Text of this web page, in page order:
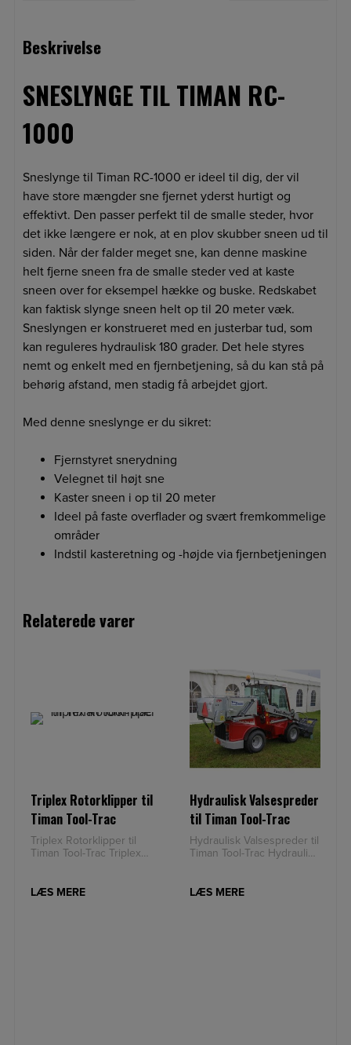
Beskrivelse
SNESLYNGE TIL TIMAN RC-
1000
Sneslynge til Timan RC-1000 er ideel til dig, der vil
have store mængder sne fjernet yderst hurtigt og
effektivt. Den passer perfekt til de smalle steder, hvor
det ikke længere er nok, at en plov skubber sneen ud til
siden. Når der falder meget sne, kan denne maskine
helt fjerne sneen fra de smalle steder ved at kaste
sneen over for eksempel hække og buske. Redskabet
kan faktisk slynge sneen helt op til 20 meter væk.
Sneslyngen er konstrueret med en justerbar tud, som
kan reguleres hydraulisk 180 grader. Det hele styres
nemt og enkelt med en fjernbetjening, så du kan stå på
behørig afstand, men stadig få arbejdet gjort.
Med denne sneslynge er du sikret:
Fjernstyret snerydning
Velegnet til højt sne
Kaster sneen i op til 20 meter
Ideel på faste overflader og svært fremkommelige
områder
Indstil kasteretning og -højde via fjernbetjeningen
Relaterede varer
Triplex Rotorklipper til
Timan Tool-Trac
Triplex Rotorklipper til
Timan Tool-Trac Triplex
LÆS MERE
Hydraulisk Valsespreder
til Timan Tool-Trac
Hydraulisk Valsespreder til
Timan Tool-Trac Hydraulisk
LÆS MERE